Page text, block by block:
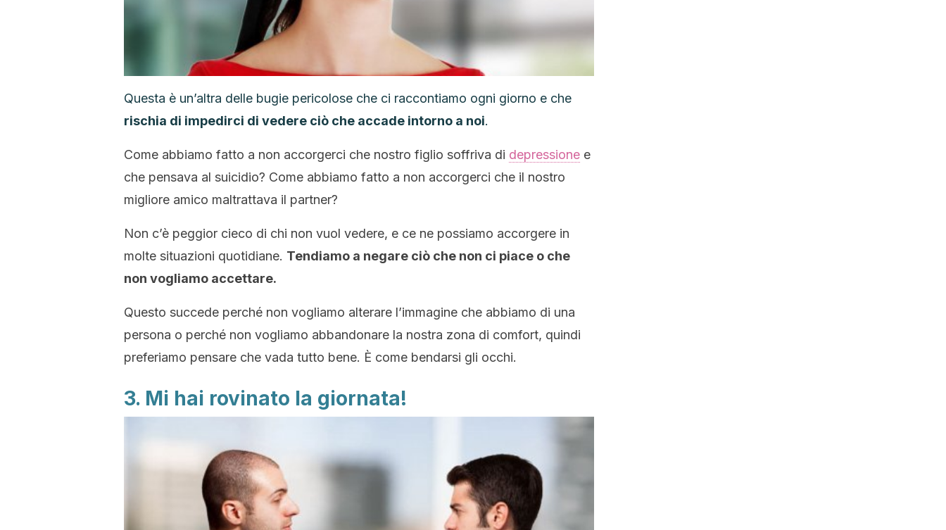
Questa è un’altra delle bugie ​​pericolose che ci raccontiamo ogni giorno e che
rischia di impedirci di vedere ciò che accade intorno a noi.
Come abbiamo fatto a non accorgerci che nostro figlio soffriva di depressione e
che pensava al suicidio? Come abbiamo fatto a non accorgerci che il nostro
migliore amico maltrattava il partner?
Non c’è peggior cieco di chi non vuol vedere, e ce ne possiamo accorgere in
molte situazioni quotidiane. Tendiamo a negare ciò che non ci piace o che
non vogliamo accettare.
Questo succede perché non vogliamo alterare l’immagine che abbiamo di una
persona o perché non vogliamo abbandonare la nostra zona di comfort, quindi
preferiamo pensare che vada tutto bene. È come bendarsi gli occhi.
3. Mi hai rovinato la giornata!